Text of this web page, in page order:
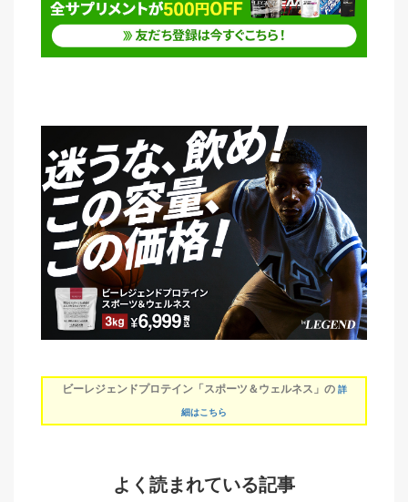
ビーレジェンドプロテイン「スポーツ＆ウェルネス」の 詳
細はこちら
よく読まれている記事